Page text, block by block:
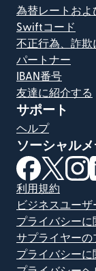
為替レートおよ
Swiftコード
不正行為、詐欺
パートナー
IBAN番号
友達に紹介する
サポート
ヘルプ
ソーシャル
（別ウィン
（別
利用規約
ビジネスユーザ
プライバシーに
サプライヤーの
プライバシーに